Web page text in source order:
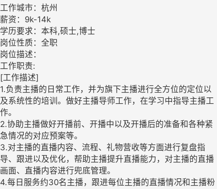
工作城市：杭州
薪资：9k-14k
学历要求：本科,硕士,博士
岗位性质：全职
岗位描述：
工作职责:
[工作描述]
1.负责主播的日常工作，并为旗下主播进行全方位的定位以
及系统性的培训。做好主播导师工作，在学习中指导主播工
作。
2.协助主播做好开播前、开播中以及开播后的准备和各种紧
急情况的对应预案等。
3.对主播的直播内容、流程、礼物营收等方面进行复盘指
导、跟进以及优化，帮助主播提升直播能力，对主播的直播
画面、直播内容进行兜底管理。
4.每日服务约30名主播，跟进每位主播的直播情况和主播粉